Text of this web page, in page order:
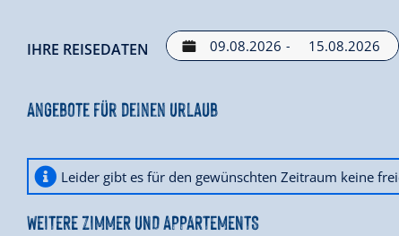
IHRE REISEDATEN -
Angebote für deinen Urlaub
Leider gibt es für den gewünschten Zeitraum keine
WEITERE ZIMMER UND APPARTEMENTS